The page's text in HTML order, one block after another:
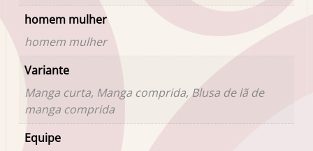
homem mulher
homem mulher
Variante
Manga curta, Manga comprida, Blusa de lã de
manga comprida
Equipe